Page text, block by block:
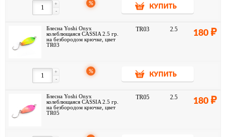
-
+ %
КУПИТЬ
Блесна Yoshi Onyx
колеблющаяся CASSIA 2.5 гр.
на безбородом крючке, цвет
TR03
TR03 2.5 180
-
+ %
КУПИТЬ
Блесна Yoshi Onyx
колеблющаяся CASSIA 2.5 гр.
на безбородом крючке, цвет
TR05
TR05 2.5 180